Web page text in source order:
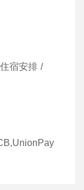
住宿安排 /